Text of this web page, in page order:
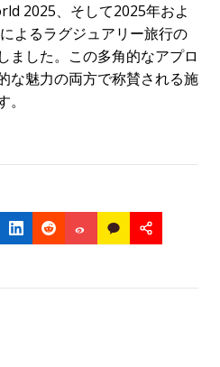
2025、そして2025年およ
よるラグジュアリー旅行の
ました。この多角的なアプロ
な魅力の両方で称賛される施